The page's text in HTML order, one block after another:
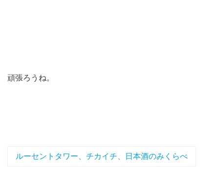
頑張ろうね。
ルーセントタワー、チカイチ、日本酒のみくらべ